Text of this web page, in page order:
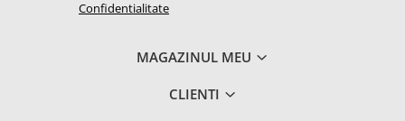
Confidentialitate
MAGAZINUL MEU
CLIENTI